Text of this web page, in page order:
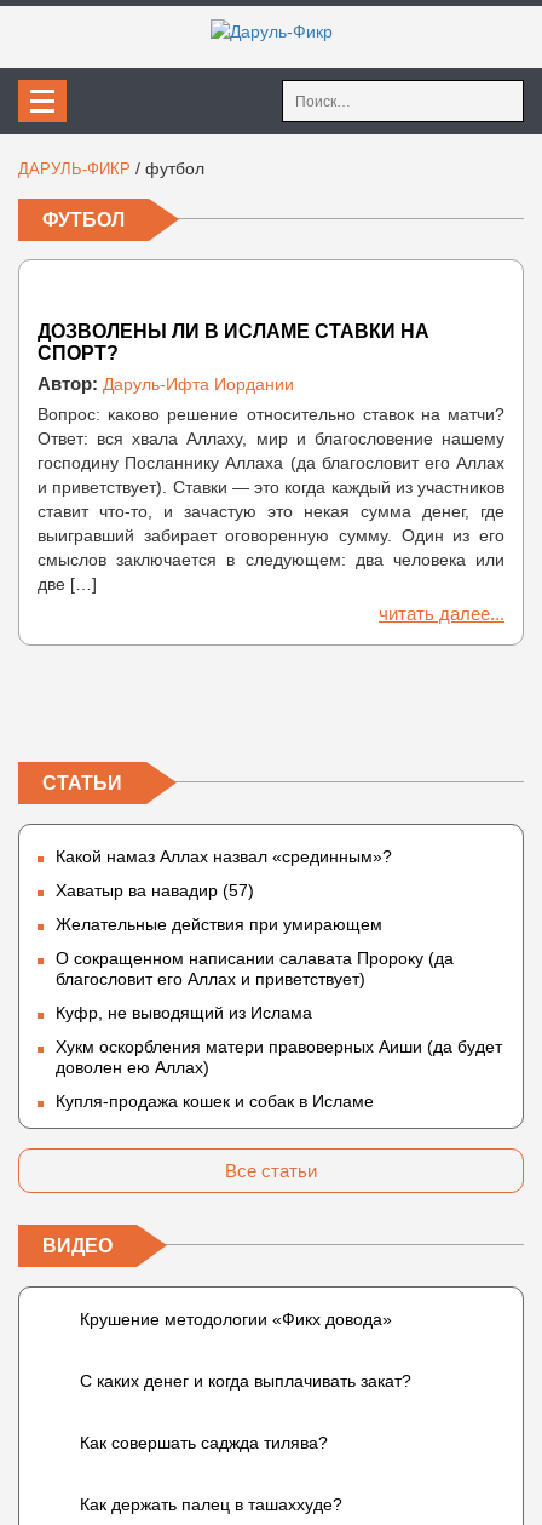
Найти:
ДАРУЛЬ-ФИКР / футбол
ФУТБОЛ
ДОЗВОЛЕНЫ ЛИ В ИСЛАМЕ СТАВКИ НА
СПОРТ?
Автор: Даруль-Ифта Иордании
Вопрос: каково решение относительно ставок на матчи?
Ответ: вся хвала Аллаху, мир и благословение нашему
господину Посланнику Аллаха (да благословит его Аллах
и приветствует). Ставки — это когда каждый из участников
ставит что-то, и зачастую это некая сумма денег, где
выигравший забирает оговоренную сумму. Один из его
смыслов заключается в следующем: два человека или
две […]
читать далее...
СТАТЬИ
Какой намаз Аллах назвал «срединным»?
Хаватыр ва навадир (57)
Желательные действия при умирающем
О сокращенном написании салавата Пророку (да
благословит его Аллах и приветствует)
Куфр, не выводящий из Ислама
Хукм оскорбления матери правоверных Аиши (да будет
доволен ею Аллах)
Купля-продажа кошек и собак в Исламе
Все статьи
ВИДЕО
Крушение методологии «Фикх довода»
С каких денег и когда выплачивать закат?
Как совершать саджда тилява?
Как держать палец в ташаххуде?